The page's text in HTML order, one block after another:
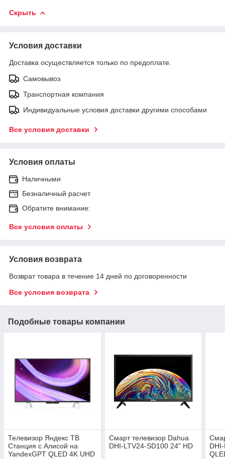
Скрыть
Условия доставки
Доставка осуществляется только по предоплате.
Самовывоз
Транспортная компания
Индивидуальные условия доставки другими способами
Все условия доставки
Условия оплаты
Наличными
Безналичный расчет
Обратите внимание:
Все условия оплаты
Условия возврата
Возврат товара в течение 14 дней по договоренности
Все условия возврата
Подобные товары компании
Телевизор Яндекс ТВ
Станция с Алисой на
YandexGPT QLED 4K UHD
Смарт телевизор Dahua
DHI-LTV24-SD100 24" HD